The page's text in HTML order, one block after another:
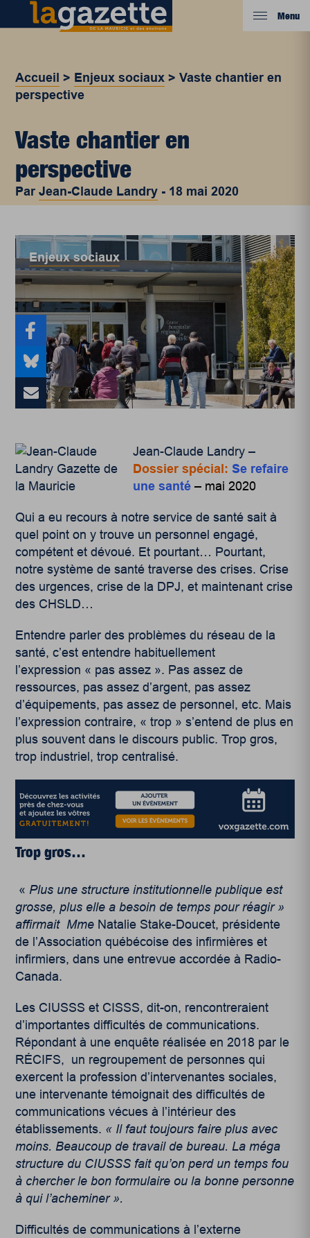
Menu
Accueil > Enjeux sociaux >Vaste chantier en
perspective
Vaste chantier en
perspective
ParJean-Claude Landry - 18 mai 2020
Enjeux sociaux
Jean-Claude Landry –
Dossier spécial:Se refaire
une santé– mai 2020
Qui a eu recours à notre service de santé sait à
quel point on y trouve un personnel engagé,
compétent et dévoué. Et pourtant… Pourtant,
notre système de santé traverse des crises. Crise
des urgences, crise de la DPJ, et maintenant crise
des CHSLD…
Entendre parler des problèmes du réseau de la
santé, c’est entendre habituellement
l’expression « pas assez ». Pas assez de
ressources, pas assez d’argent, pas assez
d’équipements, pas assez de personnel, etc. Mais
l’expression contraire, « trop » s’entend de plus en
plus souvent dans le discours public. Trop gros,
trop industriel, trop centralisé.
Trop gros…
« Plus une structure institutionnelle publique est
grosse, plus elle a besoin de temps pourréagir»
affirmait Mme Natalie Stake-Doucet, présidente
de l’Association québécoise des infirmières et
infirmiers, dans une entrevue accordée à Radio-
Canada.
Les CIUSSS et CISSS, dit-on, rencontreraient
d’importantes difficultés de communications.
Répondant à une enquête réalisée en 2018 par le
RÉCIFS, un regroupement de personnes qui
exercent la profession d’intervenantes sociales,
une intervenante témoignait des difficultés de
communications vécues à l’intérieur des
établissements. « Il faut toujours faire plus avec
moins. Beaucoup de travail de bureau. La méga
structure du CIUSSS fait qu’on perd un temps fou
à chercher le bon formulaire ou la bonne personne
à qui l’acheminer ».
Difficultés de communications à l’externe